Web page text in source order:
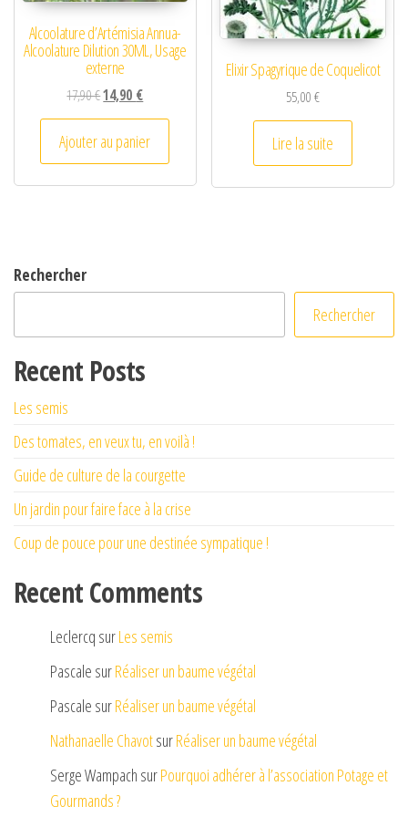
Alcoolature d’Artémisia Annua-
Alcoolature Dilution 30ML, Usage
externe
17,90€Le prix initial était : 17,90 €.
14,90 €Le prix actuel est : 14,90 €.
Ajouter au panier
Elixir Spagyrique de Coquelicot
55,00€
Lire la suite
Rechercher
Rechercher
Recent Posts
Les semis
Des tomates, en veux tu, en voilà !
Guide de culture de la courgette
Un jardin pour faire face à la crise
Coup de pouce pour une destinée sympatique !
Recent Comments
Leclercq surLes semis
Pascale surRéaliser un baume végétal
Pascale surRéaliser un baume végétal
Nathanaelle ChavotsurRéaliser un baume végétal
Serge Wampach surPourquoi adhérer à l’association Potage et
Gourmands ?